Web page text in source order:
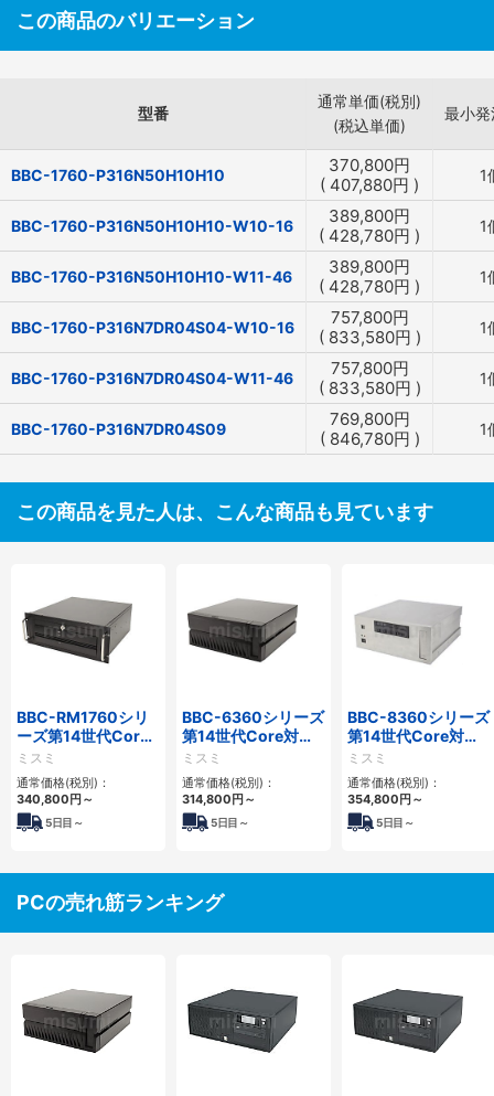
この商品のバリエーション
型番
通常単価(税別)
(税込単価)
最小
BBC-1760-P316N50H10H10 370,800円
( 407,880円 ) 1
BBC-1760-P316N50H10H10-W10-16 389,800円
( 428,780円 ) 1
BBC-1760-P316N50H10H10-W11-46 389,800円
( 428,780円 ) 1
BBC-1760-P316N7DR04S04-W10-16 757,800円
( 833,580円 ) 1
BBC-1760-P316N7DR04S04-W11-46 757,800円
( 833,580円 ) 1
BBC-1760-P316N7DR04S09 769,800円
( 846,780円 ) 1
この商品を見た人は、こんな商品も見ています
BBC-RM1760シリ
ーズ第14世代Core
対応ラックマウント
3PCIe
ミスミ
通常価格(税別)：
340,800円～
5日目～
BBC-6360シリーズ
第14世代Core対応
小型フロアマウント
2PCIe
ミスミ
通常価格(税別)：
314,800円～
5日目～
BBC-8360シリーズ
第14世代Core対応
フロアマウント
2PCIe
ミスミ
通常価格(税別)：
354,800円～
5日目～
PCの売れ筋ランキング